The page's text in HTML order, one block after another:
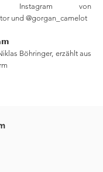
Instagram von
und @gorgan_camelot
Böhringer, erzählt aus